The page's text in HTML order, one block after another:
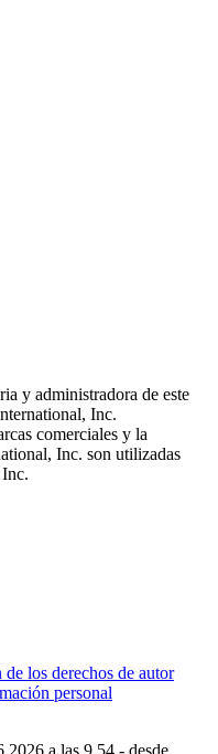
y administradora de este
Inc.
comerciales y la
Inc. son utilizadas
los derechos de autor
personal
a las 9.54 - desde